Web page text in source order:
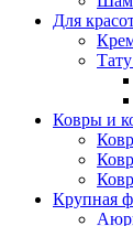
Для
Ковры и
Крупная